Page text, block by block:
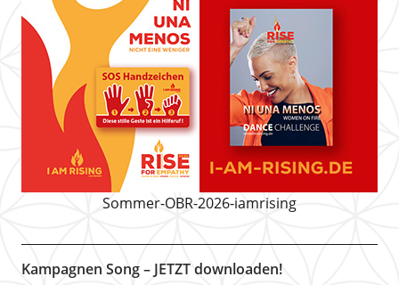
Sommer-OBR-2026-iamrising
Kampagnen Song – JETZT downloaden!